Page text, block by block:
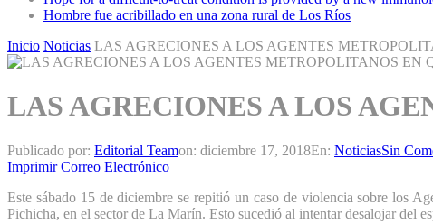
Hombre fue acribillado en una zona rural de Los Ríos
Inicio Noticias LAS AGRECIONES A LOS AGENTES
LAS AGRECIONES A LOS
Publicado por: Editorial Teamon: diciembre 17, 2018En: NoticiasSin
Imprimir Correo Electrónico
Este sábado 15 de diciembre se repitió un caso de violencia sobre los
Pichicha, en el sector de La Marín. Esto sucedió al intentar desalojar del